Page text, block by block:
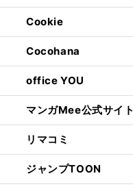
Cookie
Cocohana
office YOU
マンガMee公式サイト
リマコミ
ジャンプTOON